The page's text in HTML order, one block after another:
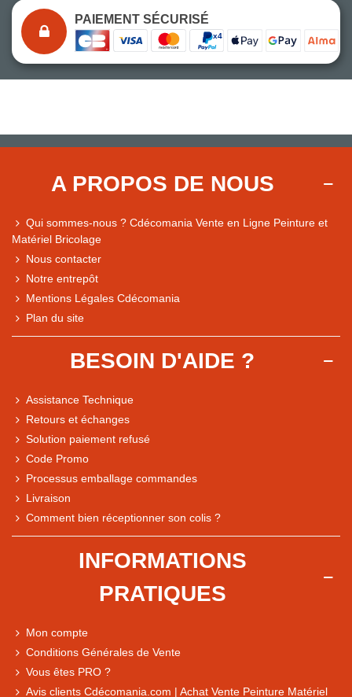
Comparaison des performances du magasin
Express, Chez vous, Point relais, Retrait magasin
PAIEMENT SÉCURISÉ
A PROPOS DE NOUS
Qui sommes-nous ? Cdécomania Vente en Ligne Peinture et
Matériel Bricolage
Nous contacter
Notre entrepôt
Mentions Légales Cdécomania
Plan du site
BESOIN D'AIDE ?
Assistance Technique
Retours et échanges
Solution paiement refusé
Code Promo
Processus emballage commandes
Livraison
Comment bien réceptionner son colis ?
INFORMATIONS
PRATIQUES
Mon compte
Conditions Générales de Vente
Vous êtes PRO ?
Avis clients Cdécomania.com | Achat Vente Peinture Matériel